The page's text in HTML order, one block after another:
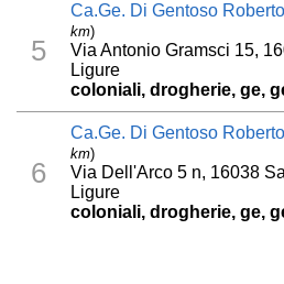
5
Ca.Ge. Di Gentoso
km)
Via Antonio Gramsci 15,
Ligure
coloniali, drogherie, ge,
6
Ca.Ge. Di Gentoso
km)
Via Dell'Arco 5 n, 16038
Ligure
coloniali, drogherie, ge,